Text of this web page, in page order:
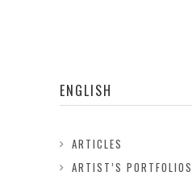
ENGLISH
ARTICLES
ARTIST’S PORTFOLIOS